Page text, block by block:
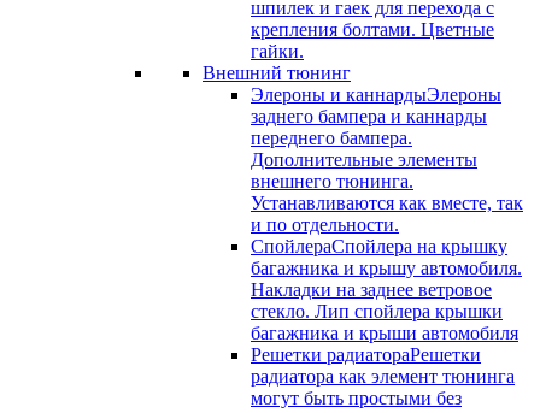
шпилек и гаек для перехода с
крепления болтами. Цветные
гайки.
Внешний тюнинг
Элероны и каннардыЭлероны
заднего бампера и каннарды
переднего бампера.
Дополнительные элементы
внешнего тюнинга.
Устанавливаются как вместе, так
и по отдельности.
СпойлераСпойлера на крышку
багажника и крышу автомобиля.
Накладки на заднее ветровое
стекло. Лип спойлера крышки
багажника и крыши автомобиля
Решетки радиатораРешетки
радиатора как элемент тюнинга
могут быть простыми без